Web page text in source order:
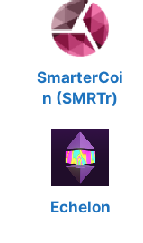
SmarterCoi
n (SMRTr)
Echelon